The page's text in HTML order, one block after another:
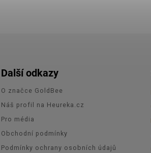
Další odkazy
O značce GoldBee
Náš profil na Heureka.cz
Pro média
Obchodní podmínky
Podmínky ochrany osobních údajů